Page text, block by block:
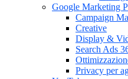
Google Marketing
Campaign
Creative
Display &
Search Ads
Privacy per